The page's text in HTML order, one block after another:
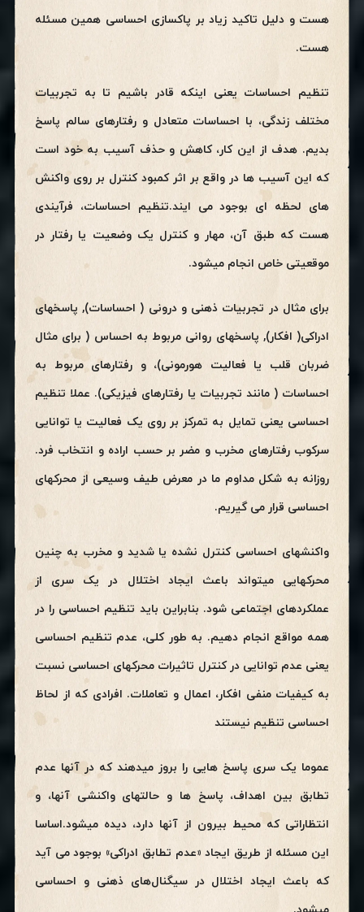
هست و دلیل تاکید زیاد بر پاکسازی احساسی همین مسئله
هست.
تنظیم احساسات یعنی اینکه قادر باشیم تا به تجربیات
مختلف زندگی، با احساسات متعادل و رفتارهای سالم پاسخ
بدیم. هدف از این کار، کاهش و حذف آسیب به خود است
که این آسیب ها در واقع بر اثر کمبود کنترل بر روی واکنش
های لحظه ای بوجود می ایند.تنظیم احساسات، فرآیندی
هست که طبق آن، مهار و کنترل یک وضعیت یا رفتار در
موقعیتی خاص انجام میشود.
برای مثال در تجربیات ذهنی و درونی ( احساسات), پاسخهای
ادراکی( افکار), پاسخهای روانی مربوط به احساس ( برای مثال
ضربان قلب یا فعالیت هورمونی)، و رفتارهای مربوط به
احساسات ( مانند تجربیات یا رفتارهای فیزیکی). عملا تنظیم
احساسی یعنی تمایل به تمرکز بر روی یک فعالیت یا توانایی
سرکوب رفتارهای مخرب و مضر بر حسب اراده و انتخاب فرد.
روزانه به شکل مداوم ما در معرض طیف وسیعی از محرکهای
احساسی قرار می گیریم.
واکنشهای احساسی کنترل نشده یا شدید و مخرب به چنین
محرکهایی میتواند باعث ایجاد اختلال در یک سری از
عملکردهای اجتماعی شود. بنابراین باید تنظیم احساسی را در
همه مواقع انجام دهیم. به طور کلی، عدم تنظیم احساسی
یعنی عدم توانایی در کنترل تاثیرات محرکهای احساسی نسبت
به کیفیات منفی افکار، اعمال و تعاملات. افرادی که از لحاظ
احساسی تنظیم نیستند
عموما یک سری پاسخ هایی را بروز میدهند که در آنها عدم
تطابق بین اهداف، پاسخ ها و حالتهای واکنشی آنها، و
انتظاراتی که محیط بیرون از آنها دارد، دیده میشود.اساسا
این مسئله از طریق ایجاد «عدم تطابق ادراکی» بوجود می آید
که باعث ایجاد اختلال در سیگنال‌های ذهنی و احساسی